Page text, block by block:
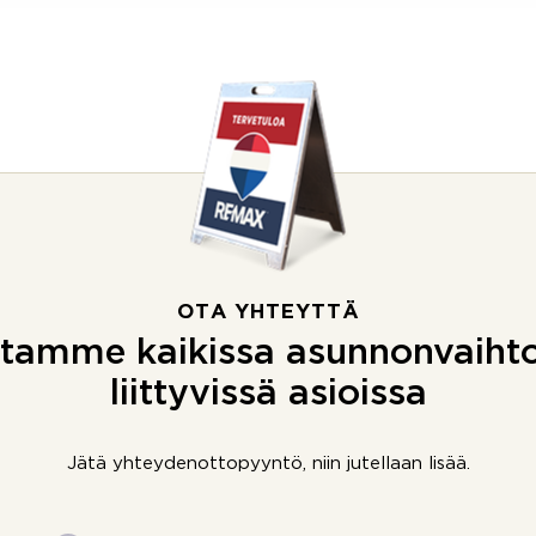
OTA YHTEYTTÄ
kaikissa
liittyvissä asioissa
Jätä yhteydenottopyyntö, niin jutellaan lisää.